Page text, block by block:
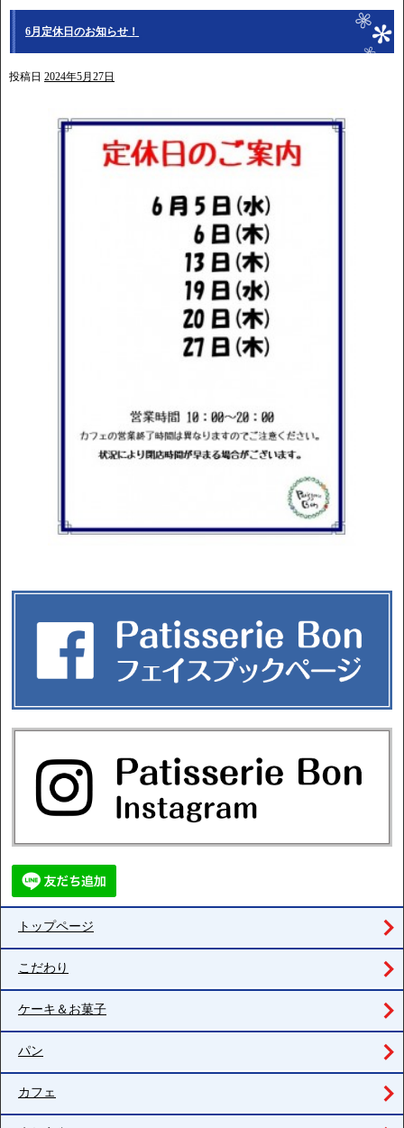
6月定休日のお知らせ！
投稿日 2024年5月27日
トップページ
こだわり
ケーキ＆お菓子
パン
カフェ